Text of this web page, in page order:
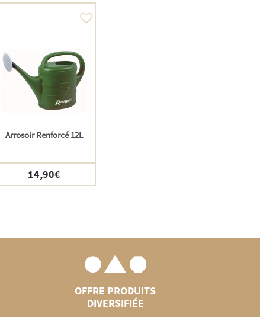
Arrosoir Renforcé 12L
14,90€
OFFRE PRODUITS
DIVERSIFIÉE